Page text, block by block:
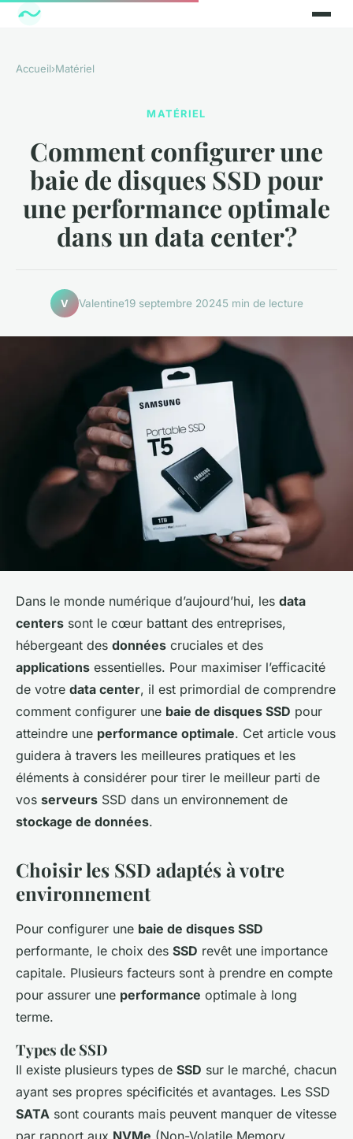
Accueil›Matériel
MATÉRIEL
Comment configurer une
baie de disques SSD pour
une performance optimale
dans un data center?
V Valentine19 septembre 20245 min de lecture
Dans le monde numérique d’aujourd’hui, les data
centers sont le cœur battant des entreprises,
hébergeant des données cruciales et des
applications essentielles. Pour maximiser l’efficacité
de votre data center, il est primordial de comprendre
comment configurer une baie de disques SSD pour
atteindre une performance optimale. Cet article vous
guidera à travers les meilleures pratiques et les
éléments à considérer pour tirer le meilleur parti de
vos serveurs SSD dans un environnement de
stockage de données.
Choisir les SSD adaptés à votre
environnement
Pour configurer une baie de disques SSD
performante, le choix des SSD revêt une importance
capitale. Plusieurs facteurs sont à prendre en compte
pour assurer une performance optimale à long
terme.
Types de SSD
Il existe plusieurs types de SSD sur le marché, chacun
ayant ses propres spécificités et avantages. Les SSD
SATA sont courants mais peuvent manquer de vitesse